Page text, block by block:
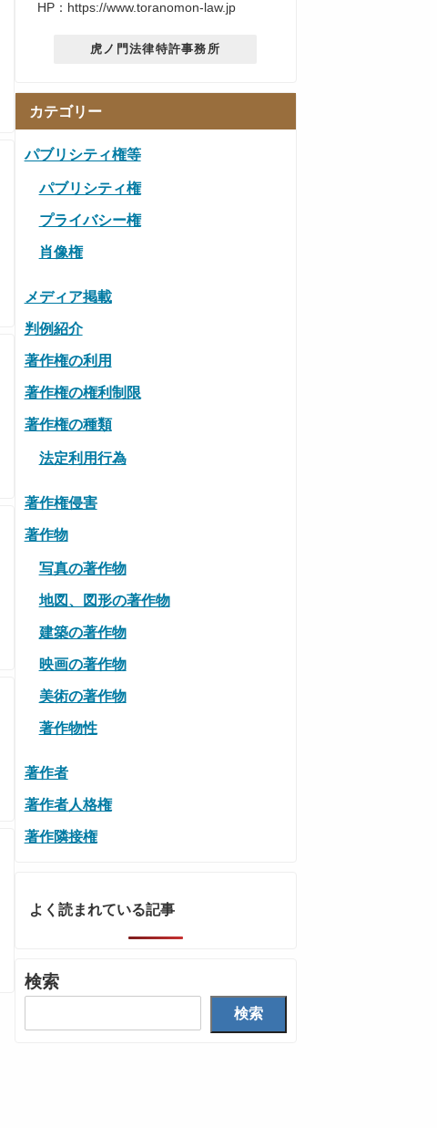
HP：https://www.toranomon-law.jp
虎ノ門法律特許事務所
カテゴリー
パブリシティ権等
パブリシティ権
プライバシー権
肖像権
メディア掲載
判例紹介
著作権の利用
著作権の権利制限
著作権の種類
法定利用行為
著作権侵害
著作物
写真の著作物
地図、図形の著作物
建築の著作物
映画の著作物
美術の著作物
著作物性
著作者
著作者人格権
著作隣接権
よく読まれている記事
検索
検索